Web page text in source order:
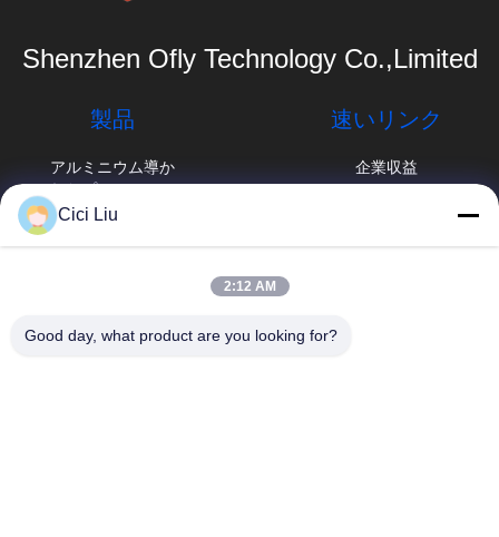
Shenzhen Ofly Technology Co.,Limited
製品
アルミニウム導か
れたプロフィール
表面の取付けられ
のプロフィール
28227709
速いリンク
企業収益
Cici Liu
2:12 AM
Good day, what product are you looking for?